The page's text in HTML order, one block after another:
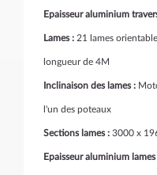
Epaisseur aluminium
Lames : 21 lames
longueur de 4M
Inclinaison des lames :
l'un des poteaux
Sections lames : 3000 x
Epaisseur aluminium lames